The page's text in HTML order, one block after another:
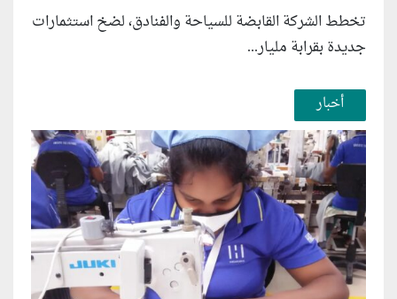
تخطط الشركة القابضة للسياحة والفنادق، لضخ استثمارات
جديدة بقرابة مليار...
أخبار